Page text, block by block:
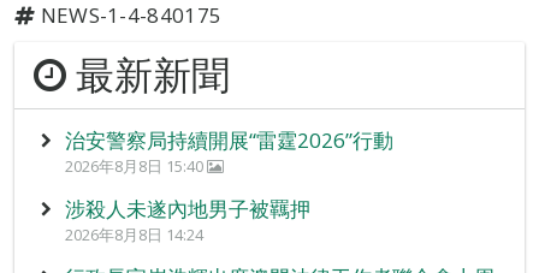
NEWS-1-4-840175
最新新聞
治安警察局持續開展“雷霆2026”行動
2026年8月8日 15:40
涉殺人未遂內地男子被羈押
2026年8月8日 14:24